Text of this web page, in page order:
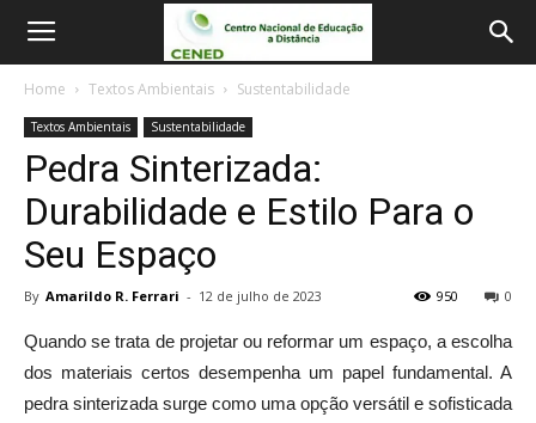
Home Textos Ambientais Sustentabilidade
Textos Ambientais Sustentabilidade
Pedra Sinterizada:
Durabilidade e Estilo Para o
Seu Espaço
By Amarildo R. Ferrari - 12 de julho de 2023 0
950
Quando se trata de projetar ou reformar um espaço, a escolha
dos materiais certos desempenha um papel fundamental. A
pedra sinterizada surge como uma opção versátil e sofisticada